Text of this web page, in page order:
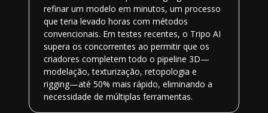
refinar um modelo em minutos, um processo
que teria levado horas com métodos
convencionais. Em testes recentes, o Tripo AI
supera os concorrentes ao permitir que os
criadores completem todo o pipeline 3D—
modelação, texturização, retopologia e
rigging—até 50% mais rápido, eliminando a
necessidade de múltiplas ferramentas.